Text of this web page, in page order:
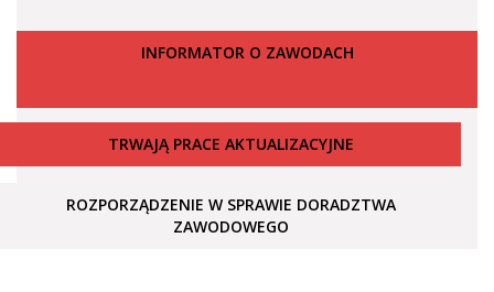
INFORMATOR O ZAWODACH
TRWAJĄ PRACE AKTUALIZACYJNE
ROZPORZĄDZENIE W SPRAWIE DORADZTWA
ZAWODOWEGO